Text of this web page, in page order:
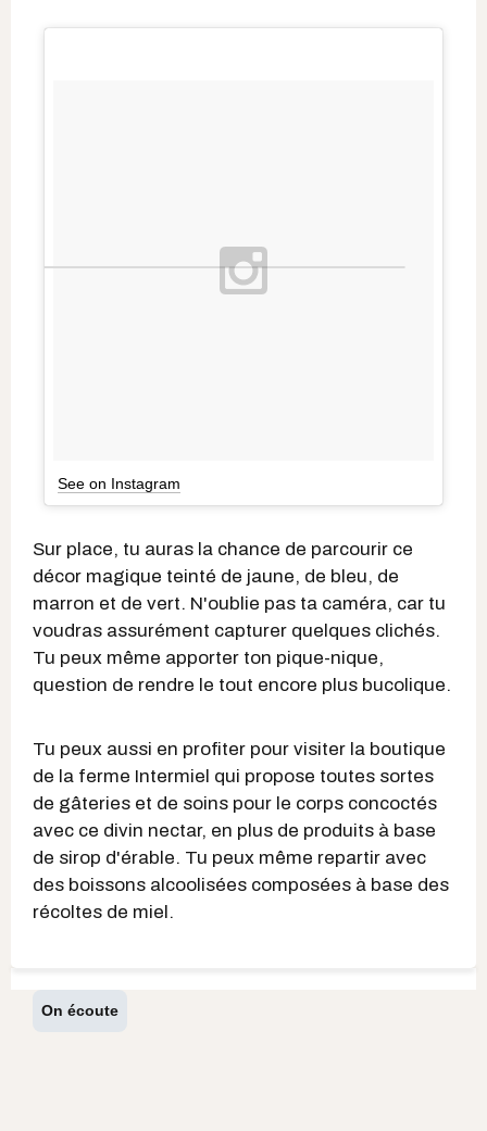
See on Instagram
Sur place, tu auras la chance de parcourir ce
décor magique teinté de jaune, de bleu, de
marron et de vert. N'oublie pas ta caméra, car tu
voudras assurément capturer quelques clichés.
Tu peux même apporter ton pique-nique,
question de rendre le tout encore plus bucolique.
Tu peux aussi en profiter pour visiter la boutique
de la ferme Intermiel qui propose toutes sortes
de gâteries et de soins pour le corps concoctés
avec ce divin nectar, en plus de produits à base
de sirop d'érable. Tu peux même repartir avec
des boissons alcoolisées composées à base des
récoltes de miel.
On écoute